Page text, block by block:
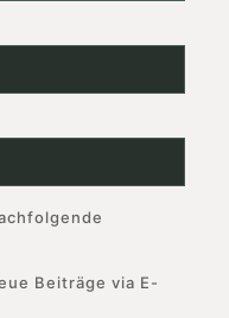
Beiträge via E-